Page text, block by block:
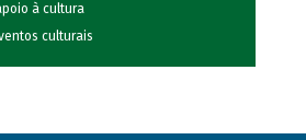
à cultura
culturais